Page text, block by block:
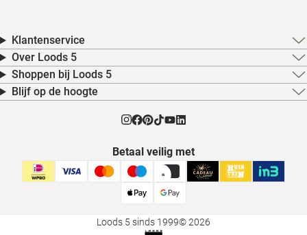
Klantenservice
Over Loods 5
Shoppen bij Loods 5
Blijf op de hoogte
Betaal veilig met
Loods 5 sinds 1999© 2026